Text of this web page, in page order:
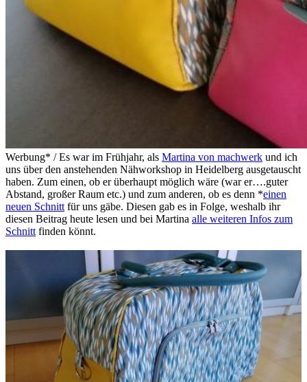
Werbung* / Es war im Frühjahr, als Martina von machwerk und ich
uns über den anstehenden Nähworkshop in Heidelberg ausgetauscht
haben. Zum einen, ob er überhaupt möglich wäre (war er….guter
Abstand, großer Raum etc.) und zum anderen, ob es denn *einen
neuen Schnitt für uns gäbe. Diesen gab es in Folge, weshalb ihr
diesen Beitrag heute lesen und bei Martina alle weiteren Infos zum
Schnitt finden könnt.